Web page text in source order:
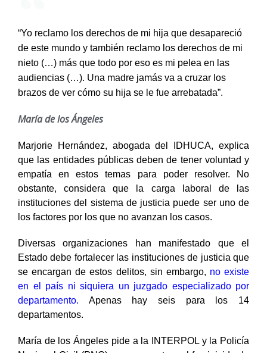
“Yo reclamo los derechos de mi hija que desapareció
de este mundo y también reclamo los derechos de mi
nieto (…) más que todo por eso es mi pelea en las
audiencias (…). Una madre jamás va a cruzar los
brazos de ver cómo su hija se le fue arrebatada”.
María de los Ángeles
Marjorie Hernández, abogada del IDHUCA, explica
que las entidades públicas deben de tener voluntad y
empatía en estos temas para poder resolver. No
obstante, considera que la carga laboral de las
instituciones del sistema de justicia puede ser uno de
los factores por los que no avanzan los casos.
Diversas organizaciones han manifestado que el
Estado debe fortalecer las instituciones de justicia que
se encargan de estos delitos, sin embargo, no existe
en el país ni siquiera un juzgado especializado por
departamento. Apenas hay seis para los 14
departamentos.
María de los Ángeles pide a la INTERPOL y la Policía